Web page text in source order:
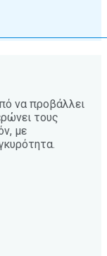
να προβάλλει
τους
με